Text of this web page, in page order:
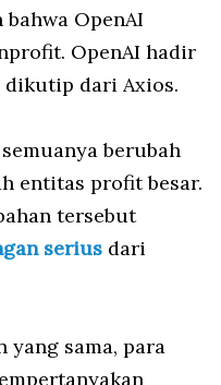
OpenAI
OpenAI hadir
dari Axios.
berubah
entitas profit besar.
tersebut
serius dari
yang sama, para